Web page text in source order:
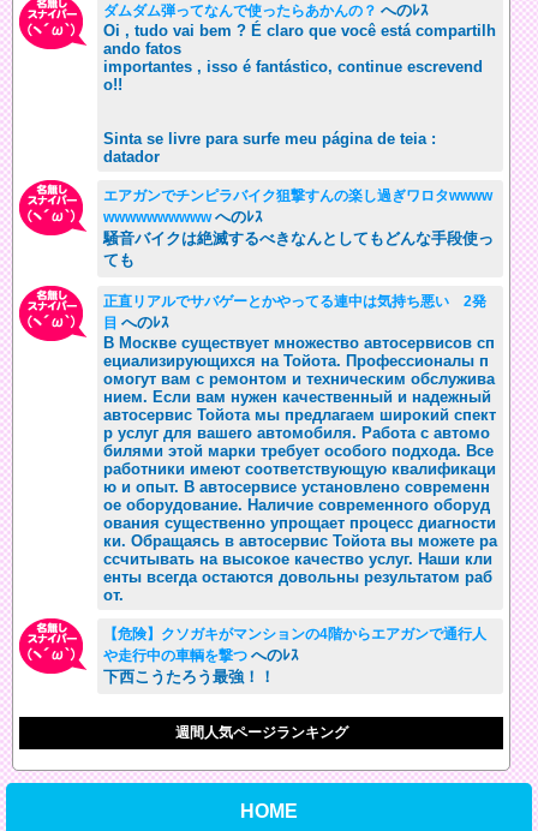
ダムダム弾ってなんで使ったらあかんの？ へのﾚｽ
Oi , tudo vai bem ? É claro que você está compartilh
ando fatos
importantes , isso é fantástico, continue escrevend
o!!
Sinta se livre para surfe meu página de teia :
datador
エアガンでチンピラバイク狙撃すんの楽し過ぎワロタwwww
wwwwwwwwwwへのﾚｽ
騒音バイクは絶滅するべきなんとしてもどんな手段使っ
ても
正直リアルでサバゲーとかやってる連中は気持ち悪い 2発
目 へのﾚｽ
В Москве существует множество автосервисов сп
ециализирующихся на Тойота. Профессионалы п
омогут вам с ремонтом и техническим обслужива
нием. Если вам нужен качественный и надежный
автосервис Тойота мы предлагаем широкий спект
р услуг для вашего автомобиля. Работа с автомо
билями этой марки требует особого подхода. Все
работники имеют соответствующую квалификаци
ю и опыт. В автосервисе установлено современн
ое оборудование. Наличие современного оборуд
ования существенно упрощает процесс диагности
ки. Обращаясь в автосервис Тойота вы можете ра
ссчитывать на высокое качество услуг. Наши кли
енты всегда остаются довольны результатом раб
от.
【危険】クソガキがマンションの4階からエアガンで通行人
や走行中の車輌を撃つ へのﾚｽ
下西こうたろう最強！！
週間人気ページランキング
HOME